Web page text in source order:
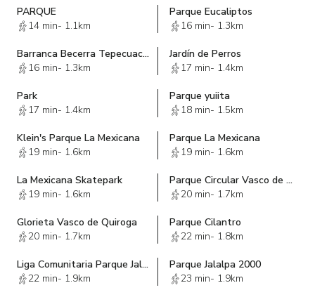
PARQUE
14 min- 1.1km
Parque Eucaliptos
16 min- 1.3km
Barranca Becerra Tepecuache Sección La Loma
16 min- 1.3km
Jardín de Perros
17 min- 1.4km
Park
17 min- 1.4km
Parque yuiita
18 min- 1.5km
Klein's Parque La Mexicana
19 min- 1.6km
Parque La Mexicana
19 min- 1.6km
La Mexicana Skatepark
19 min- 1.6km
Parque Circular Vasco de Quiroga-Santa Fe
20 min- 1.7km
Glorieta Vasco de Quiroga
20 min- 1.7km
Parque Cilantro
22 min- 1.8km
Liga Comunitaria Parque Jalalpa
22 min- 1.9km
Parque Jalalpa 2000
23 min- 1.9km